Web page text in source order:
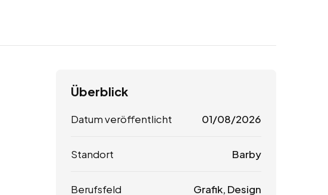
Überblick
Datum veröffentlicht 01/08/2026
Standort Barby
Berufsfeld Grafik, Design